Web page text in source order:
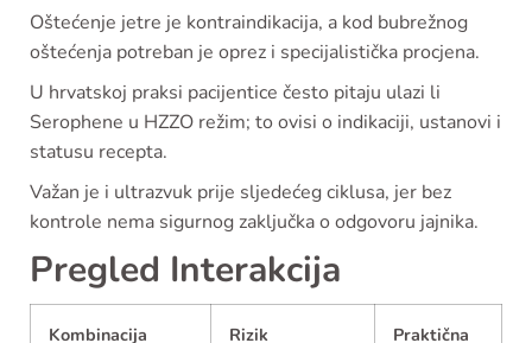
Oštećenje jetre je kontraindikacija, a kod bubrežnog
oštećenja potreban je oprez i specijalistička procjena.
U hrvatskoj praksi pacijentice često pitaju ulazi li
Serophene u HZZO režim; to ovisi o indikaciji, ustanovi i
statusu recepta.
Važan je i ultrazvuk prije sljedećeg ciklusa, jer bez
kontrole nema sigurnog zaključka o odgovoru jajnika.
Pregled Interakcija
Kombinacija Rizik
Praktična